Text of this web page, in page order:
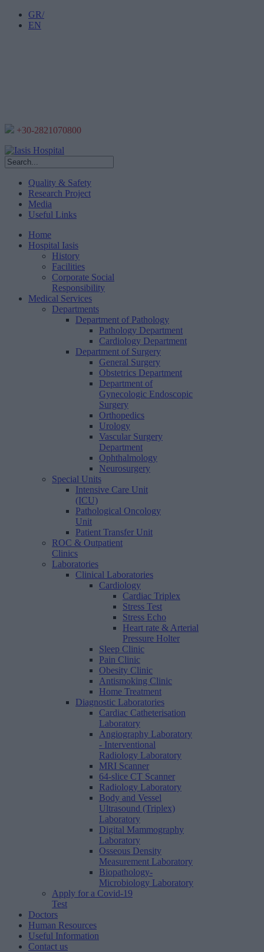
GR/
EN
+30-2821070800
Quality & Safety
Research Project
Media
Useful Links
Home
Hospital Iasis
History
Facilities
Corporate Social
Responsibility
Medical Services
Departments
Department of Pathology
Pathology Department
Cardiology Department
Department of Surgery
General Surgery
Obstetrics Department
Department of
Gynecologic Endoscopic
Surgery
Orthopedics
Urology
Vascular Surgery
Department
Ophthalmology
Neurosurgery
Special Units
Intensive Care Unit
(ICU)
Pathological Oncology
Unit
Patient Transfer Unit
ROC & Outpatient
Clinics
Laboratories
Clinical Laboratories
Cardiology
Cardiac Triplex
Stress Test
Stress Echo
Heart rate & Arterial
Pressure Holter
Sleep Clinic
Pain Clinic
Obesity Clinic
Antismoking Clinic
Home Treatment
Diagnostic Laboratories
Cardiac Catheterisation
Laboratory
Angiography Laboratory
- Interventional
Radiology Laboratory
MRI Scanner
64-slice CT Scanner
Radiology Laboratory
Body and Vessel
Ultrasound (Triplex)
Laboratory
Digital Mammography
Laboratory
Osseous Density
Measurement Laboratory
Biopathology-
Microbiology Laboratory
Apply for a Covid-19
Test
Doctors
Human Resources
Useful Information
Contact us